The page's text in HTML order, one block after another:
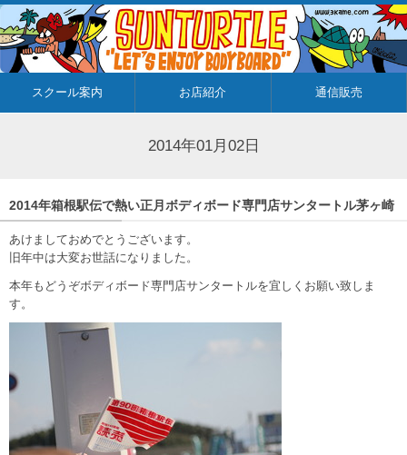
スクール案内 お店紹介 通信販売
2014年01月02日
2014年箱根駅伝で熱い正月ボディボード専門店サンタートル茅ヶ崎
あけましておめでとうございます。
旧年中は大変お世話になりました。
本年もどうぞボディボード専門店サンタートルを宜しくお願い致しま
す。